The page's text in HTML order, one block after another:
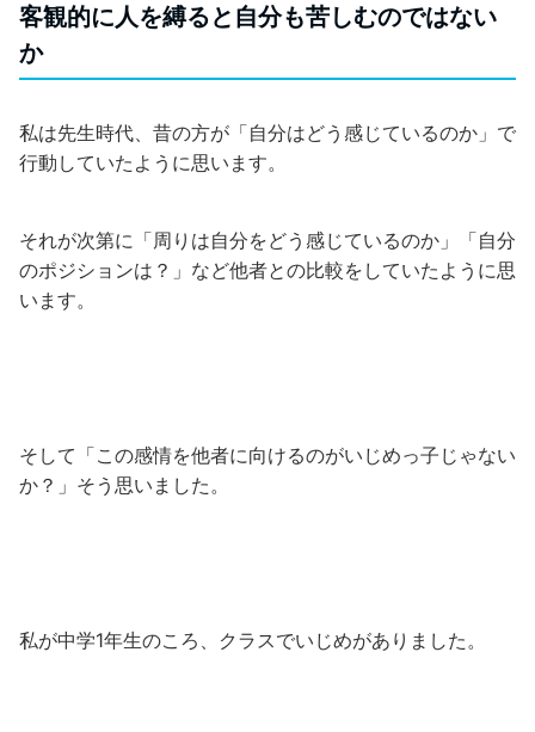
客観的に人を縛ると自分も苦しむのではない
か
私は先生時代、昔の方が「自分はどう感じているのか」で
行動していたように思います。
それが次第に「周りは自分をどう感じているのか」「自分
のポジションは？」など他者との比較をしていたように思
います。
そして「この感情を他者に向けるのがいじめっ子じゃない
か？」そう思いました。
私が中学1年生のころ、クラスでいじめがありました。